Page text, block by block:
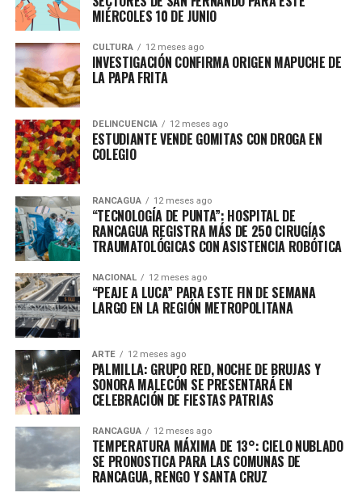
MIÉRCOLES 10 DE JUNIO
CULTURA 12 meses ago
INVESTIGACIÓN CONFIRMA ORIGEN MAPUCHE DE
LA PAPA FRITA
DELINCUENCIA 12 meses ago
ESTUDIANTE VENDE GOMITAS CON DROGA EN
COLEGIO
RANCAGUA 12 meses ago
“TECNOLOGÍA DE PUNTA”: HOSPITAL DE
RANCAGUA REGISTRA MÁS DE 250 CIRUGÍAS
TRAUMATOLÓGICAS CON ASISTENCIA ROBÓTICA
NACIONAL 12 meses ago
“PEAJE A LUCA” PARA ESTE FIN DE SEMANA
LARGO EN LA REGIÓN METROPOLITANA
ARTE 12 meses ago
PALMILLA: GRUPO RED, NOCHE DE BRUJAS Y
SONORA MALECÓN SE PRESENTARÁ EN
CELEBRACIÓN DE FIESTAS PATRIAS
RANCAGUA 12 meses ago
TEMPERATURA MÁXIMA DE 13°: CIELO NUBLADO
SE PRONOSTICA PARA LAS COMUNAS DE
RANCAGUA, RENGO Y SANTA CRUZ